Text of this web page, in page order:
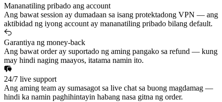
Mananatiling pribado ang account
Ang bawat session ay dumadaan sa isang protektadong VPN — ang
aktibidad ng iyong account ay mananatiling pribado bilang default.
Garantiya ng money-back
Ang bawat order ay suportado ng aming pangako sa refund — kung
may hindi naging maayos, itatama namin ito.
24/7 live support
Ang aming team ay sumasagot sa live chat sa buong magdamag —
hindi ka namin paghihintayin habang nasa gitna ng order.